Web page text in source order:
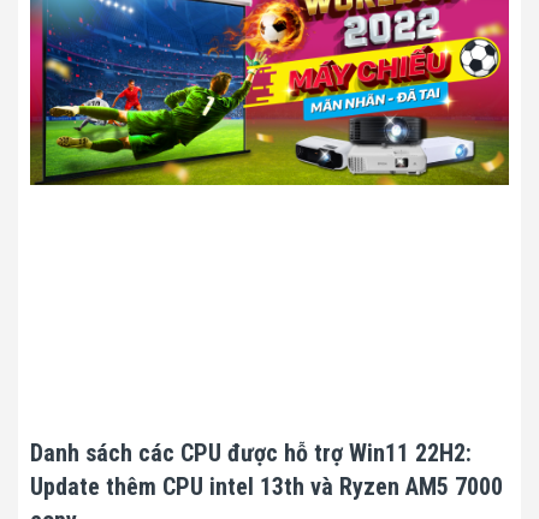
Danh sách các CPU được hỗ trợ Win11 22H2:
Update thêm CPU intel 13th và Ryzen AM5 7000